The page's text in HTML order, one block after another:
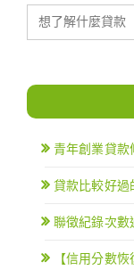
青年創業貸款
貸款比較好過
聯徵紀錄次數
【信用分數